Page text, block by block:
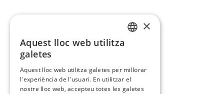
×
Aquest lloc web utilitza
galetes
Aquest lloc web utilitza galetes per millorar
l'experiència de l'usuari. En utilitzar el
nostre lloc web, accepteu totes les galetes